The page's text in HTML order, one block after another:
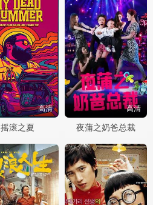
高清
摇滚之夏
高清
夜蒲之奶爸总裁